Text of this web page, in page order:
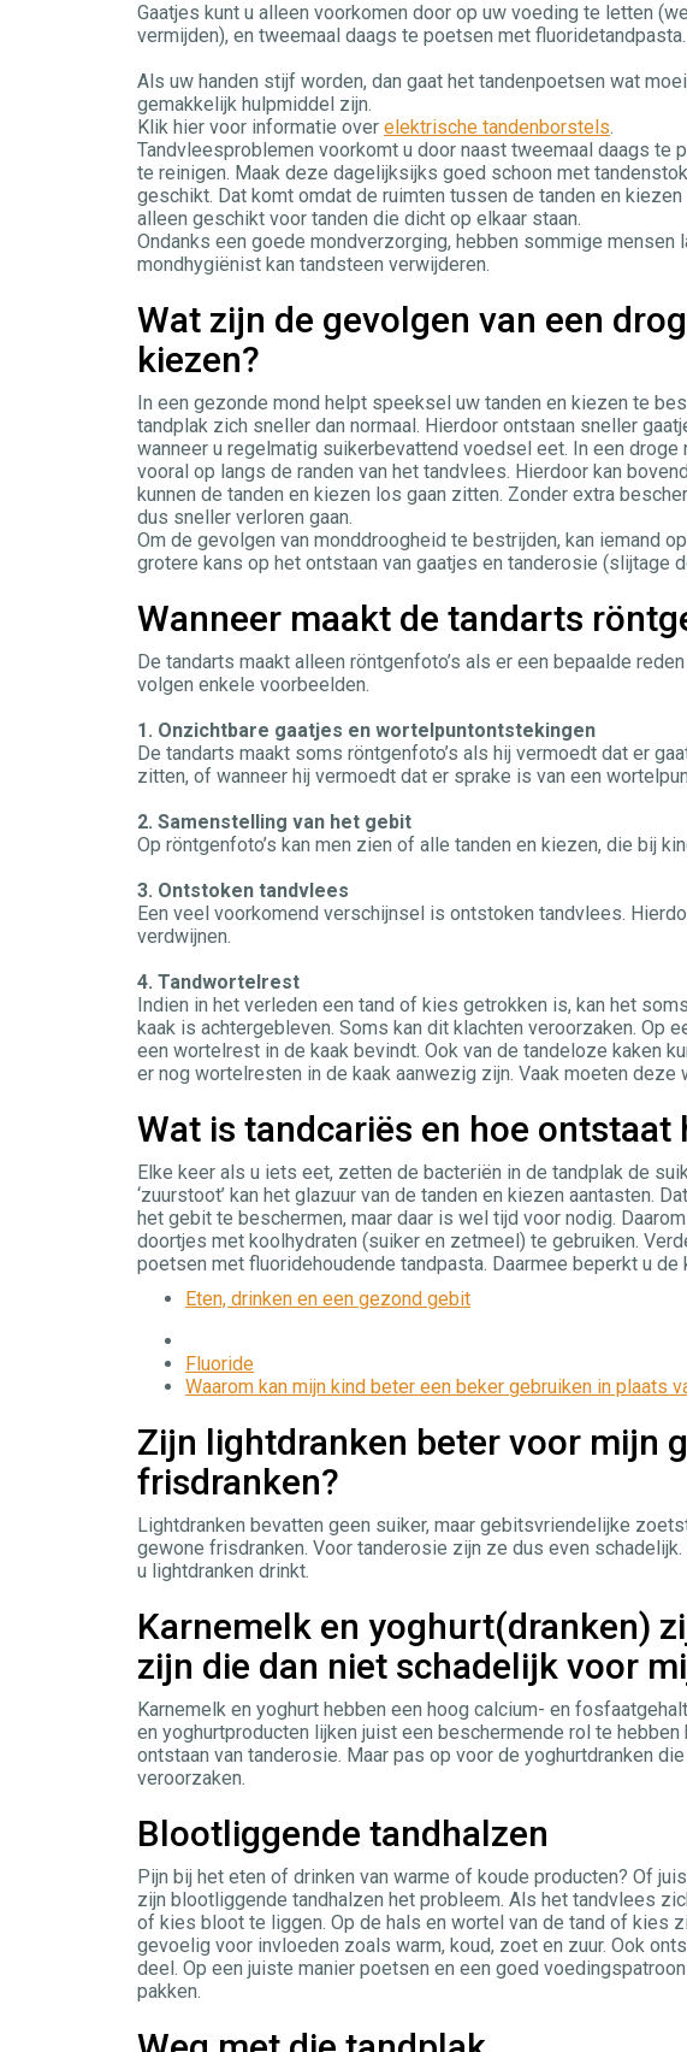
Gaatjes kunt u alleen voorkomen door op uw voeding te letten
vermijden), en tweemaal daags te poetsen met fluoridetandpasta.
Als uw handen stijf worden, dan gaat het tandenpoetsen wat
gemakkelijk hulpmiddel zijn.
Klik hier voor informatie over elektrische tandenborstels.
Tandvleesproblemen voorkomt u door naast tweemaal daags te
te reinigen. Maak deze dagelijksijks goed schoon met
geschikt. Dat komt omdat de ruimten tussen de tanden en
alleen geschikt voor tanden die dicht op elkaar staan.
Ondanks een goede mondverzorging, hebben sommige mensen
mondhygiënist kan tandsteen verwijderen.
Wat zijn de gevolgen van een
kiezen?
In een gezonde mond helpt speeksel uw tanden en kiezen te
tandplak zich sneller dan normaal. Hierdoor ontstaan sneller
wanneer u regelmatig suikerbevattend voedsel eet. In een
vooral op langs de randen van het tandvlees. Hierdoor kan
kunnen de tanden en kiezen los gaan zitten. Zonder extra
dus sneller verloren gaan.
Om de gevolgen van monddroogheid te bestrijden, kan iemand
grotere kans op het ontstaan van gaatjes en tanderosie (slijtage
Wanneer maakt de tandarts
De tandarts maakt alleen röntgenfoto’s als er een bepaalde
volgen enkele voorbeelden.
1. Onzichtbare gaatjes en wortelpuntontstekingen
De tandarts maakt soms röntgenfoto’s als hij vermoedt dat er
zitten, of wanneer hij vermoedt dat er sprake is van een
2. Samenstelling van het gebit
Op röntgenfoto’s kan men zien of alle tanden en kiezen, die bij
3. Ontstoken tandvlees
Een veel voorkomend verschijnsel is ontstoken tandvlees.
verdwijnen.
4. Tandwortelrest
Indien in het verleden een tand of kies getrokken is, kan het
kaak is achtergebleven. Soms kan dit klachten veroorzaken. Op
een wortelrest in de kaak bevindt. Ook van de tandeloze kaken
er nog wortelresten in de kaak aanwezig zijn. Vaak moeten deze
Wat is tandcariës en hoe ontstaat
Elke keer als u iets eet, zetten de bacteriën in de tandplak de
‘zuurstoot’ kan het glazuur van de tanden en kiezen aan­tasten.
het gebit te beschermen, maar daar is wel tijd voor nodig.
doortjes met koolhydraten (suiker en zetmeel) te gebruiken.
poetsen met fluoridehoudende tandpasta. Daarmee beperkt u
Eten, drinken en een gezond gebit
Fluoride
Waarom kan mijn kind beter een beker gebruiken in plaats
Zijn lightdranken beter voor mijn
frisdranken?
Lightdranken bevatten geen suiker, maar gebitsvriendelijke
gewone frisdranken. Voor tanderosie zijn ze dus even
u lightdranken drinkt.
Karnemelk en yoghurt(dranken)
zijn die dan niet schadelijk voor
Karnemelk en yoghurt hebben een hoog calcium- en
en yoghurtproducten lijken juist een beschermende rol te hebben
ontstaan van tanderosie. Maar pas op voor de yoghurtdranken
veroorzaken.
Blootliggende tandhalzen
Pijn bij het eten of drinken van warme of koude producten? Of
zijn blootliggende tandhalzen het probleem. Als het tandvlees
of kies bloot te liggen. Op de hals en wortel van de tand of kies
gevoelig voor invloeden zoals warm, koud, zoet en zuur. Ook
deel. Op een juiste manier poetsen en een goed
pakken.